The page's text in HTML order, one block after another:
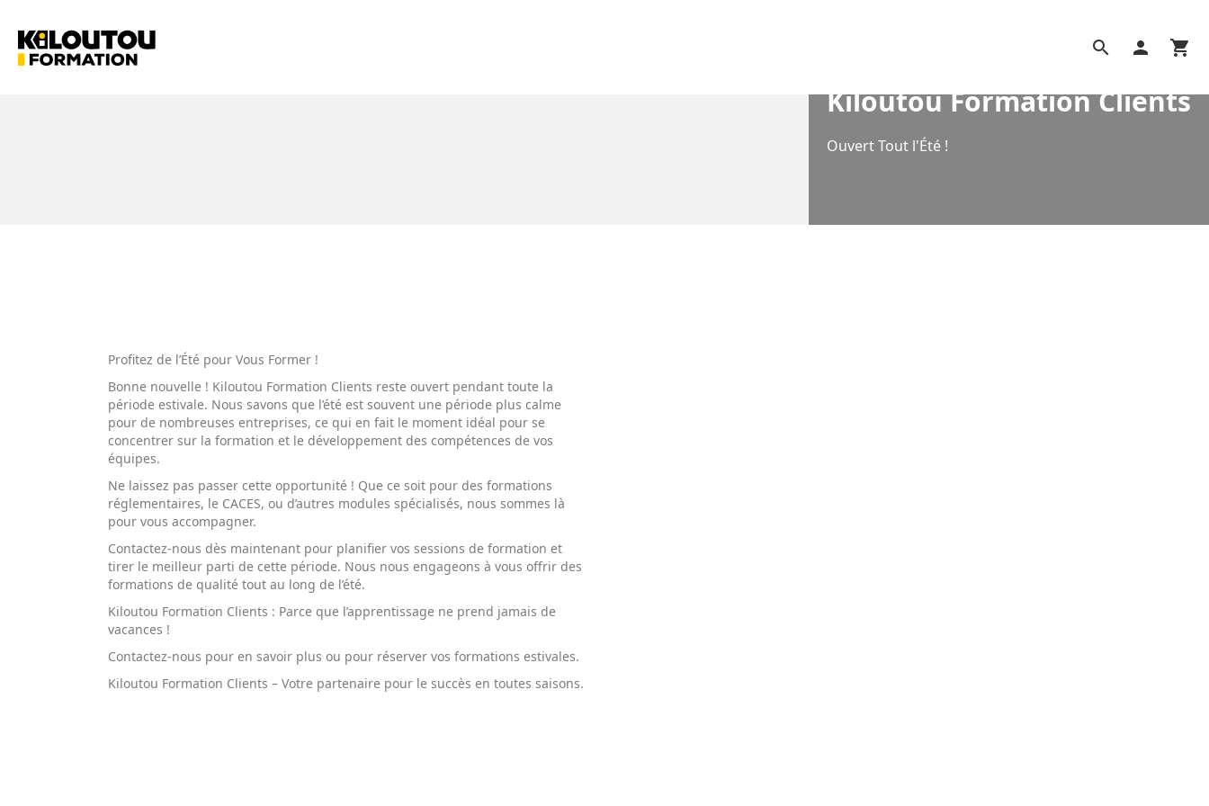
search person shopping_cart
Kiloutou Formation Clients
Ouvert Tout l'Été !
Profitez de l’Été pour Vous Former !
Bonne nouvelle ! Kiloutou Formation Clients reste ouvert pendant toute la
période estivale. Nous savons que l’été est souvent une période plus calme
pour de nombreuses entreprises, ce qui en fait le moment idéal pour se
concentrer sur la formation et le développement des compétences de vos
équipes.
Ne laissez pas passer cette opportunité ! Que ce soit pour des formations
réglementaires, le CACES, ou d’autres modules spécialisés, nous sommes là
pour vous accompagner.
Contactez-nous dès maintenant pour planifier vos sessions de formation et
tirer le meilleur parti de cette période. Nous nous engageons à vous offrir des
formations de qualité tout au long de l’été.
Kiloutou Formation Clients : Parce que l’apprentissage ne prend jamais de
vacances !
Contactez-nous pour en savoir plus ou pour réserver vos formations estivales.
Kiloutou Formation Clients – Votre partenaire pour le succès en toutes saisons.